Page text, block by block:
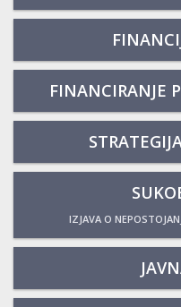
FINANCIRANJE
IZJAVA O